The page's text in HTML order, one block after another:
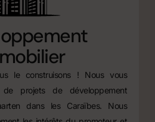
le construisons ! Nous vous
de projets de développement
dans les Caraïbes. Nous